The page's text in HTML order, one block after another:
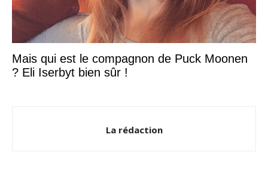
Mais qui est le compagnon de Puck Moonen
? Eli Iserbyt bien sûr !
La rédaction